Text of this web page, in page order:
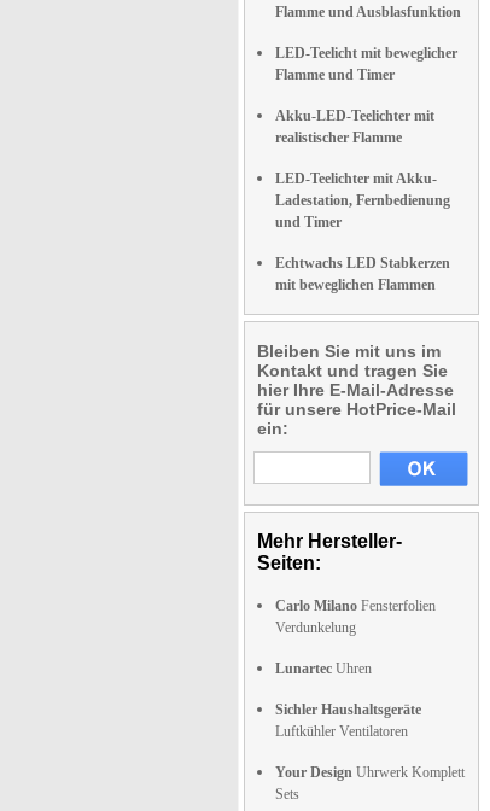
Flamme und Ausblasfunktion
LED-Teelicht mit beweglicher
Flamme und Timer
Akku-LED-Teelichter mit
realistischer Flamme
LED-Teelichter mit Akku-
Ladestation, Fernbedienung
und Timer
Echtwachs LED Stabkerzen
mit beweglichen Flammen
Bleiben Sie mit uns im
Kontakt und tragen Sie
hier Ihre E-Mail-Adresse
für unsere HotPrice-Mail
ein:
Mehr Hersteller-
Seiten:
Carlo Milano Fensterfolien
Verdunkelung
Lunartec Uhren
Sichler Haushaltsgeräte
Luftkühler Ventilatoren
Your Design Uhrwerk Komplett
Sets